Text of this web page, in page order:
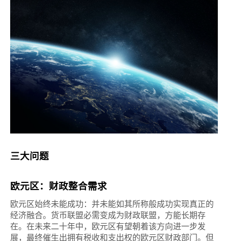
三大问题
欧元区：财政整合需求
欧元区始终未能成功：并未能如其所称般成功实现真正的
经济融合。货币联盟必需变成为财政联盟，方能长期存
在。在未来二十年中，欧元区有望朝着该方向进一步发
展，最终催生出拥有税收和支出权的欧元区财政部门。但